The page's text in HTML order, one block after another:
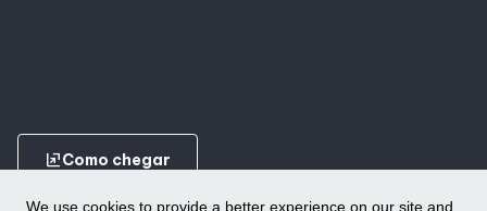
We use cookies to provide a better experience on our site and
ungroupComo chegar